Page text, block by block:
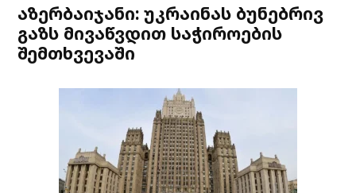
აზერბაიჯანი: უკრაინას ბუნებრივ
გაზს მივაწვდით საჭიროების
შემთხვევაში